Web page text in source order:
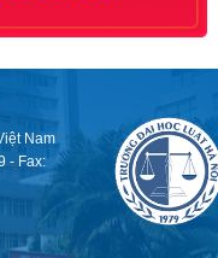
Nam
- Fax: